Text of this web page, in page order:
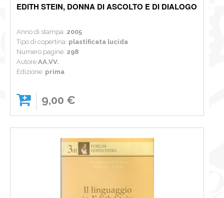
EDITH STEIN, DONNA DI ASCOLTO E DI DIALOGO
Anno di stampa: 2005
Tipo di copertina: plastificata lucida
Numero pagine: 298
Autore:AA.VV.
Edizione: prima
9,00 €